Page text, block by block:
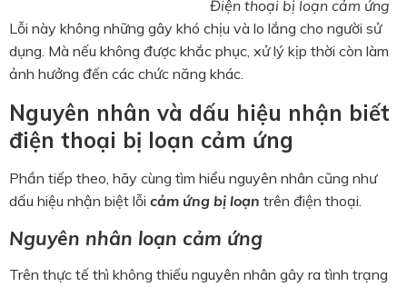
Điện thoại bị loạn cảm ứng
Lỗi này không những gây khó chịu và lo lắng cho người sử
dụng. Mà nếu không được khắc phục, xử lý kịp thời còn làm
ảnh hưởng đến các chức năng khác.
Nguyên nhân và dấu hiệu nhận biết
điện thoại bị loạn cảm ứng
Phần tiếp theo, hãy cùng tìm hiểu nguyên nhân cũng như
dấu hiệu nhận biệt lỗi cảm ứng bị loạn trên điện thoại.
Nguyên nhân loạn cảm ứng
Trên thực tế thì không thiếu nguyên nhân gây ra tình trạng